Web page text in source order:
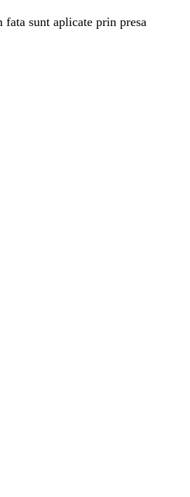
fata sunt aplicate prin presa